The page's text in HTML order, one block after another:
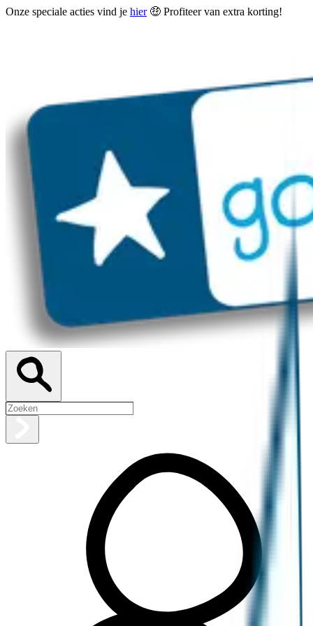
Onze speciale acties vind je hier🤑 Profiteer van extra korting!